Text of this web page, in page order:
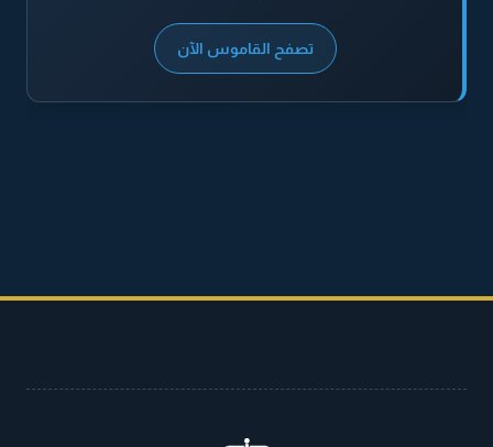
تصفح القاموس الآن